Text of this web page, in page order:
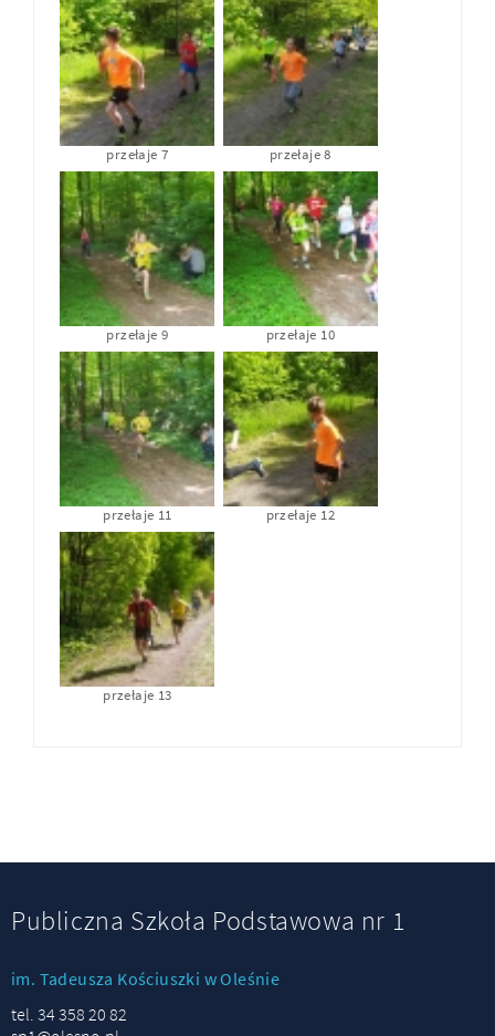
przełaje 7 przełaje 8
przełaje 9 przełaje 10
przełaje 11 przełaje 12
przełaje 13
Publiczna Szkoła Podstawowa nr 1
im. Tadeusza Kościuszki w Oleśnie
tel. 34 358 20 82